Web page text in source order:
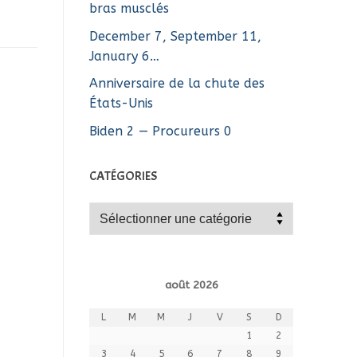
bras musclés
December 7, September 11,
January 6…
Anniversaire de la chute des
États-Unis
Biden 2 — Procureurs 0
CATÉGORIES
Catégories
août 2026
L M M J V S
D
1
2
3
4 5 6 7 8
9